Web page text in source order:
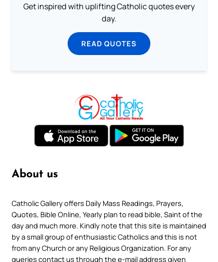
Get inspired with uplifting Catholic quotes every
day.
READ QUOTES
About us
Catholic Gallery offers Daily Mass Readings, Prayers,
Quotes, Bible Online, Yearly plan to read bible, Saint of the
day and much more. Kindly note that this site is maintained
by a small group of enthusiastic Catholics and this is not
from any Church or any Religious Organization. For any
queries contact us through the e-mail address given